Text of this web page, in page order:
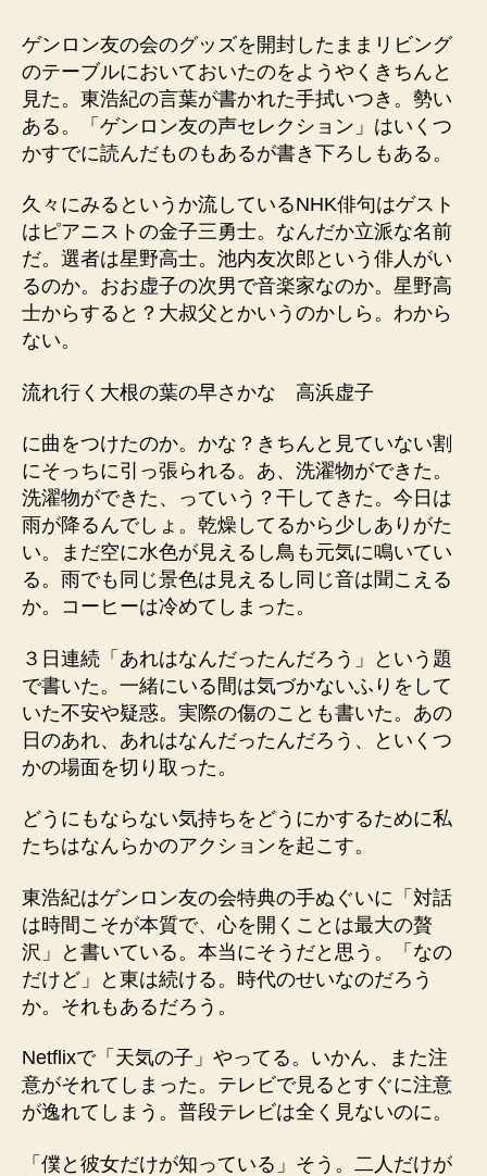
ゲンロン友の会のグッズを開封したままリビング
のテーブルにおいておいたのをようやくきちんと
見た。東浩紀の言葉が書かれた手拭いつき。勢い
ある。「ゲンロン友の声セレクション」はいくつ
かすでに読んだものもあるが書き下ろしもある。
久々にみるというか流しているNHK俳句はゲスト
はピアニストの金子三勇士。なんだか立派な名前
だ。選者は星野高士。池内友次郎という俳人がい
るのか。おお虚子の次男で音楽家なのか。星野高
士からすると？大叔父とかいうのかしら。わから
ない。
流れ行く大根の葉の早さかな 高浜虚子
に曲をつけたのか。かな？きちんと見ていない割
にそっちに引っ張られる。あ、洗濯物ができた。
洗濯物ができた、っていう？干してきた。今日は
雨が降るんでしょ。乾燥してるから少しありがた
い。まだ空に水色が見えるし鳥も元気に鳴いてい
る。雨でも同じ景色は見えるし同じ音は聞こえる
か。コーヒーは冷めてしまった。
３日連続「あれはなんだったんだろう」という題
で書いた。一緒にいる間は気づかないふりをして
いた不安や疑惑。実際の傷のことも書いた。あの
日のあれ、あれはなんだったんだろう、といくつ
かの場面を切り取った。
どうにもならない気持ちをどうにかするために私
たちはなんらかのアクションを起こす。
東浩紀はゲンロン友の会特典の手ぬぐいに「対話
は時間こそが本質で、心を開くことは最大の贅
沢」と書いている。本当にそうだと思う。「なの
だけど」と東は続ける。時代のせいなのだろう
か。それもあるだろう。
Netflixで「天気の子」やってる。いかん、また注
意がそれてしまった。テレビで見るとすぐに注意
が逸れてしまう。普段テレビは全く見ないのに。
「僕と彼女だけが知っている」そう。二人だけが